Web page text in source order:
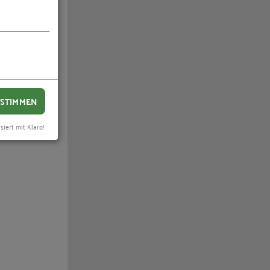
mit Klaro!